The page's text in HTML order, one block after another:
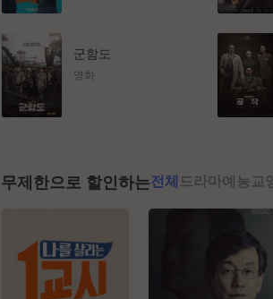
군함도
영화
무제한으로 할인하는전체 드라마예능 교